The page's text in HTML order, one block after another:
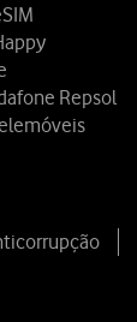
Repsol